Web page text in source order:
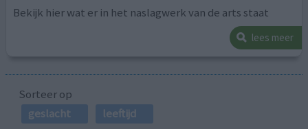
Bekijk hier wat er in het naslagwerk van de arts staat
lees meer
Sorteer op
geslacht
leeftijd